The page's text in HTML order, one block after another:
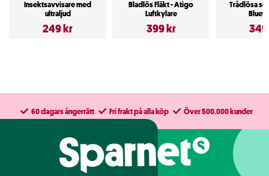
Insektsavvisare med
ultraljud
249 kr
Bladlös Fläkt - Atigo
Luftkylare
399 kr
Trådlösa
60 dagars ångerrätt Fri frakt på alla köp Över 500.000 kunder